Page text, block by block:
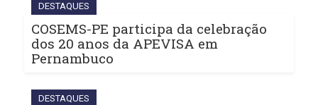
DESTAQUES
COSEMS-PE participa da celebração
dos 20 anos da APEVISA em
Pernambuco
DESTAQUES